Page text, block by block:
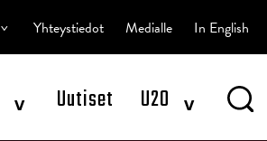
^ Uutiset U20 ^
^ Yhteystiedot Medialle In English